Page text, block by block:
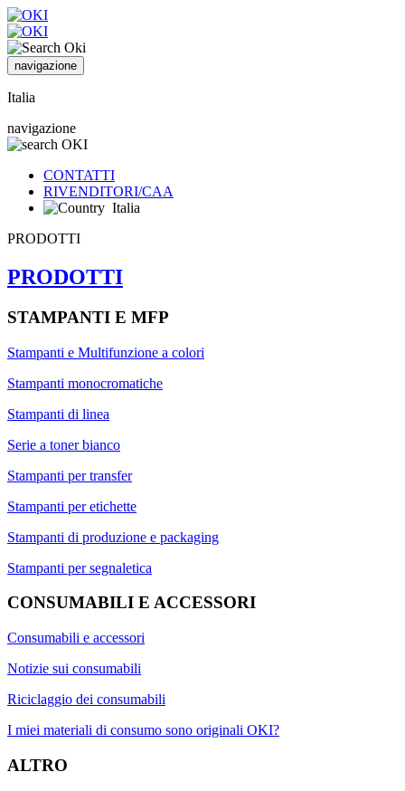
navigazione
Italia
navigazione
CONTATTI
RIVENDITORI/CAA
Italia
PRODOTTI
PRODOTTI
STAMPANTI E MFP
Stampanti e Multifunzione a colori
Stampanti monocromatiche
Stampanti di linea
Serie a toner bianco
Stampanti per transfer
Stampanti per etichette
Stampanti di produzione e packaging
Stampanti per segnaletica
CONSUMABILI E ACCESSORI
Consumabili e accessori
Notizie sui consumabili
Riciclaggio dei consumabili
I miei materiali di consumo sono originali OKI?
ALTRO